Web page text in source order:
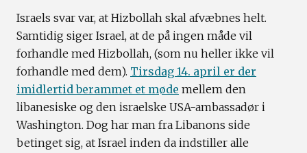
Israels svar var, at Hizbollah skal afvæbnes helt.
Samtidig siger Israel, at de på ingen måde vil
forhandle med Hizbollah, (som nu heller ikke vil
forhandle med dem). Tirsdag 14. april er der
imidlertid berammet et møde mellem den
libanesiske og den israelske USA-ambassadør i
Washington. Dog har man fra Libanons side
betinget sig, at Israel inden da indstiller alle